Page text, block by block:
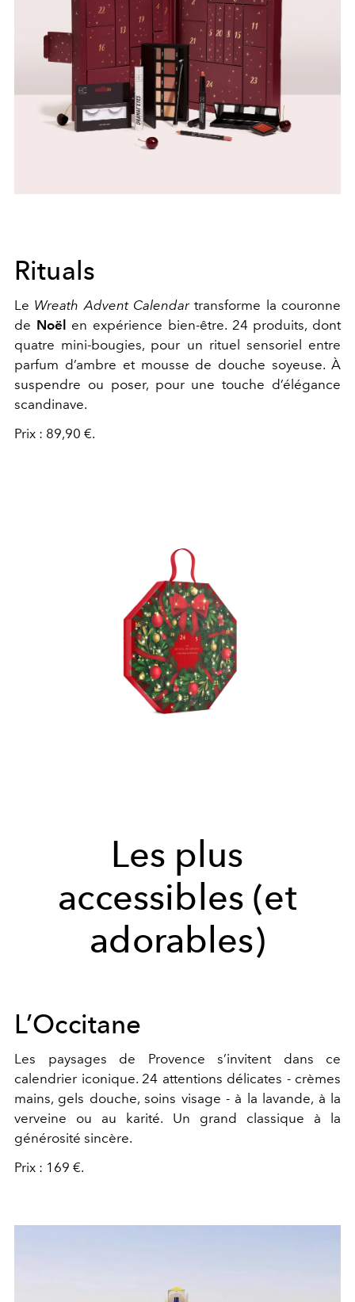
Rituals
Le Wreath Advent Calendartransforme la couronne
de Noël
en expérience bien-être. 24 produits, dont
quatre mini-bougies, pour un rituel sensoriel entre
parfum d’ambre et mousse de douche soyeuse. À
suspendre ou poser, pour une touche d’élégance
scandinave.
Prix : 89,90 €.
Les plus
accessibles (et
adorables)
L’Occitane
Les paysages de Provence s’invitent dans ce
calendrier iconique. 24 attentions délicates - crèmes
mains, gels douche, soins visage - à la lavande, à la
verveine ou au karité. Un grand classique à la
générosité sincère.
Prix : 169 €.